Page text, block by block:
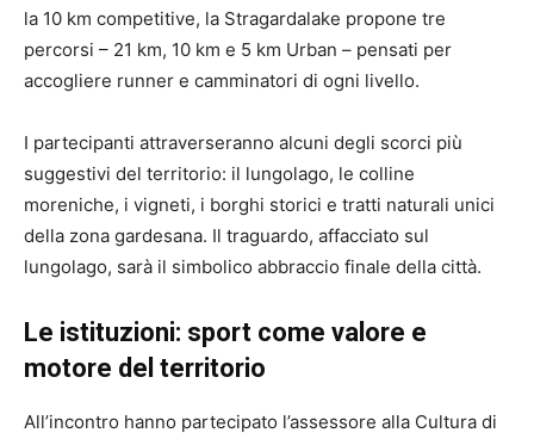
la 10 km competitive, la Stragardalake propone tre
percorsi – 21 km, 10 km e 5 km Urban – pensati per
accogliere runner e camminatori di ogni livello.
I partecipanti attraverseranno alcuni degli scorci più
suggestivi del territorio: il lungolago, le colline
moreniche, i vigneti, i borghi storici e tratti naturali unici
della zona gardesana. Il traguardo, affacciato sul
lungolago, sarà il simbolico abbraccio finale della città.
Le istituzioni: sport come valore e
motore del territorio
All’incontro hanno partecipato l’assessore alla Cultura di